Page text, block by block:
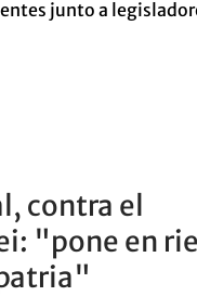
contra el
"pone en